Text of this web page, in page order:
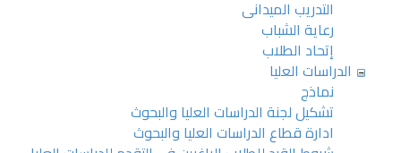
التدريب الميدانى
رعاية الشباب
إتحاد الطلاب
الدراسات العليا
نماذج
تشكيل لجنة الدراسات العليا والبحوث
ادارة قطاع الدراسات العليا والبحوث